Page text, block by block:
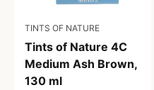
TINTS OF NATURE
Tints of Nature 4C
Medium Ash Brown,
130 ml